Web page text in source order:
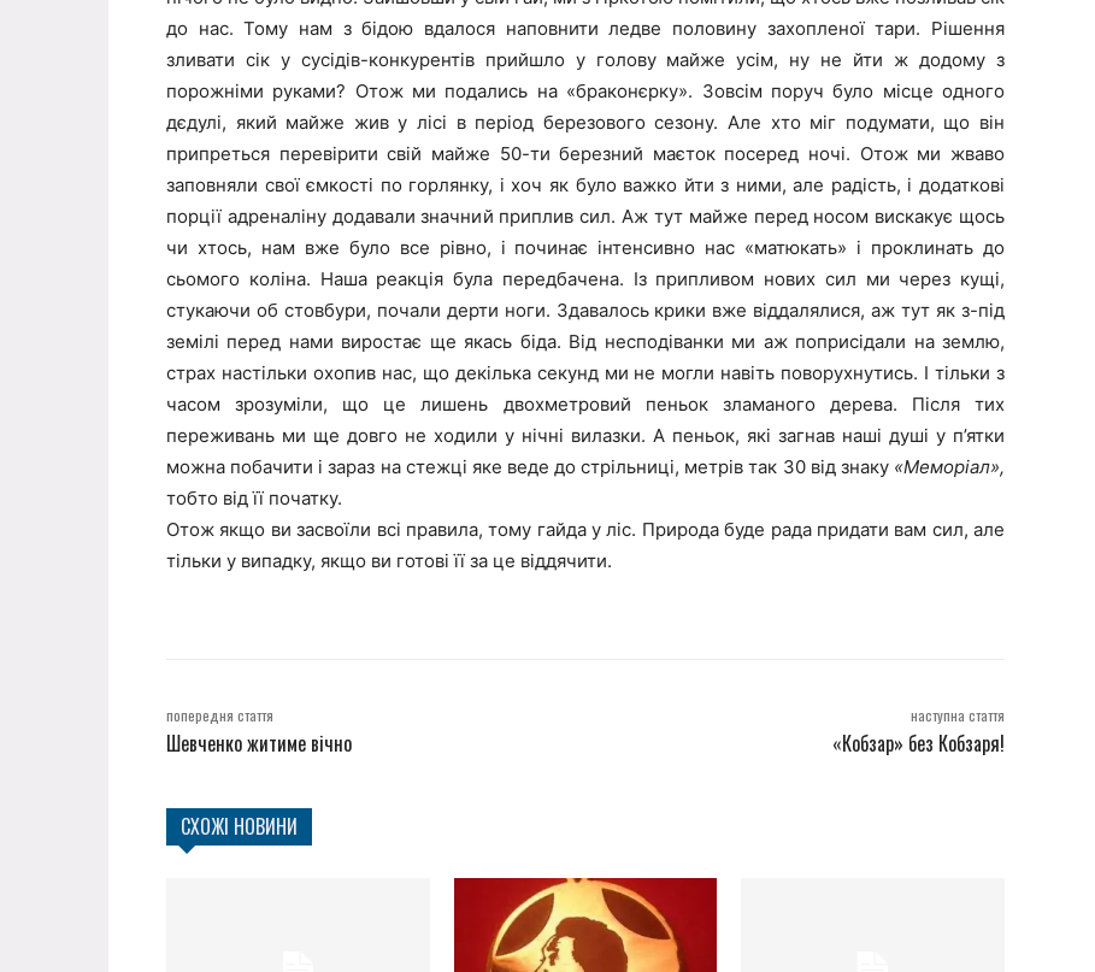
до нас. Тому нам з бідою вдалося наповнити ледве половину захопленої тари. Рішення
зливати сік у сусідів-конкурентів прийшло у голову майже усім, ну не йти ж додому з
порожніми руками? Отож ми подались на «браконєрку». Зовсім поруч було місце одного
дєдулі, який майже жив у лісі в період березового сезону. Але хто міг подумати, що він
припреться перевірити свій майже 50-ти березний маєток посеред ночі. Отож ми жваво
заповняли свої ємкості по горлянку, і хоч як було важко йти з ними, але радість, і додаткові
порції адреналіну додавали значний приплив сил. Аж тут майже перед носом вискакує щось
чи хтось, нам вже було все рівно, і починає інтенсивно нас «матюкать» і проклинать до
сьомого коліна. Наша реакція була передбачена. Із припливом нових сил ми через кущі,
стукаючи об стовбури, почали дерти ноги. Здавалось крики вже віддалялися, аж тут як з-під
земілі перед нами виростає ще якась біда. Від несподіванки ми аж поприсідали на землю,
страх настільки охопив нас, що декілька секунд ми не могли навіть поворухнутись. І тільки з
часом зрозуміли, що це лишень двохметровий пеньок зламаного дерева. Після тих
переживань ми ще довго не ходили у нічні вилазки. А пеньок, які загнав наші душі у п’ятки
можна побачити і зараз на стежці яке веде до стрільниці, метрів так 30 від знаку «Меморіал»,
тобто від її початку.
Отож якщо ви засвоїли всі правила, тому гайда у ліс. Природа буде рада придати вам сил, але
тільки у випадку, якщо ви готові її за це віддячити.
попередня стаття
Шевченко житиме вічно
наступна стаття
«Кобзар» без Кобзаря!
СХОЖІ НОВИНИ